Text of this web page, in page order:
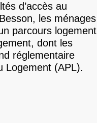
d’accès au
les ménages
parcours logement
dont les
réglementaire
Logement (APL).